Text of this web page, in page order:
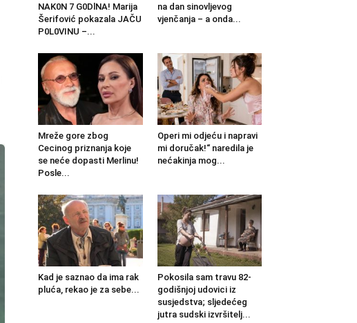
NAK0N 7 G0DlNA! Marija
Šerifović pokazala JAČU
P0L0VINU –...
na dan sinovljevog
vjenčanja – a onda...
Mreže gore zbog
Cecinog priznanja koje
se neće dopasti Merlinu!
Posle...
Operi mi odjeću i napravi
mi doručak!“ naredila je
nećakinja mog...
Kad je saznao da ima rak
pluća, rekao je za sebe...
Pokosila sam travu 82-
godišnjoj udovici iz
susjedstva; sljedećeg
jutra sudski izvršitelj...